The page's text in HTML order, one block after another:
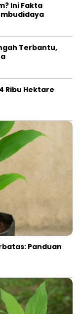
Ini Fakta
Terbantu,
Ribu Hektare
Panduan